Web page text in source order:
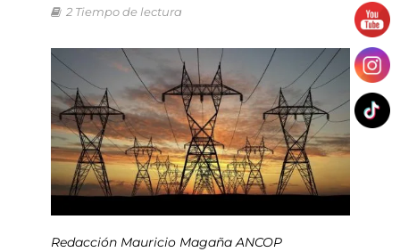
2 Tiempo de lectura
Redacción Mauricio Magaña ANCOP